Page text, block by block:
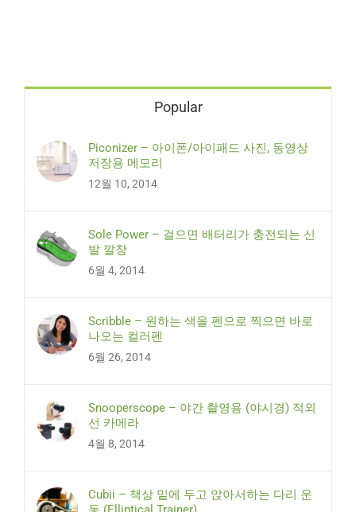
Popular
Piconizer – 아이폰/아이패드 사진, 동영상
저장용 메모리
12월 10, 2014
Sole Power – 걸으면 배터리가 충전되는 신
발 깔창
6월 4, 2014
Scribble – 원하는 색을 펜으로 찍으면 바로
나오는 컬러펜
6월 26, 2014
Snooperscope – 야간 촬영용 (야시경) 적외
선 카메라
4월 8, 2014
Cubii – 책상 밑에 두고 앉아서하는 다리 운